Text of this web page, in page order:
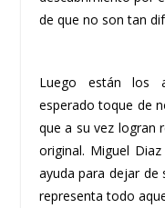
de que no son tan
Luego están los
esperado toque de
que a su vez logran
original. Miguel
ayuda para dejar de
representa todo